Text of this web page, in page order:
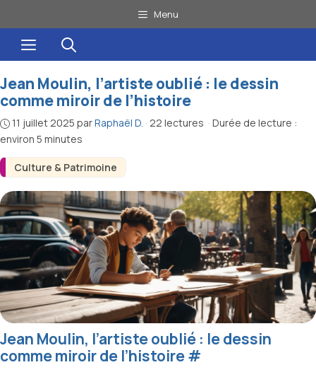
au
contenu
Menu
Menu
Culture & Patrimoine
Jean Moulin, l’artiste oublié : le dessin
comme miroir de l’histoire
11 juillet 2025 parRaphaël D. · 22 lectures · Durée de lecture :
environ 5 minutes
Jean Moulin, l’artiste oublié : le dessin
comme miroir de l’histoire#